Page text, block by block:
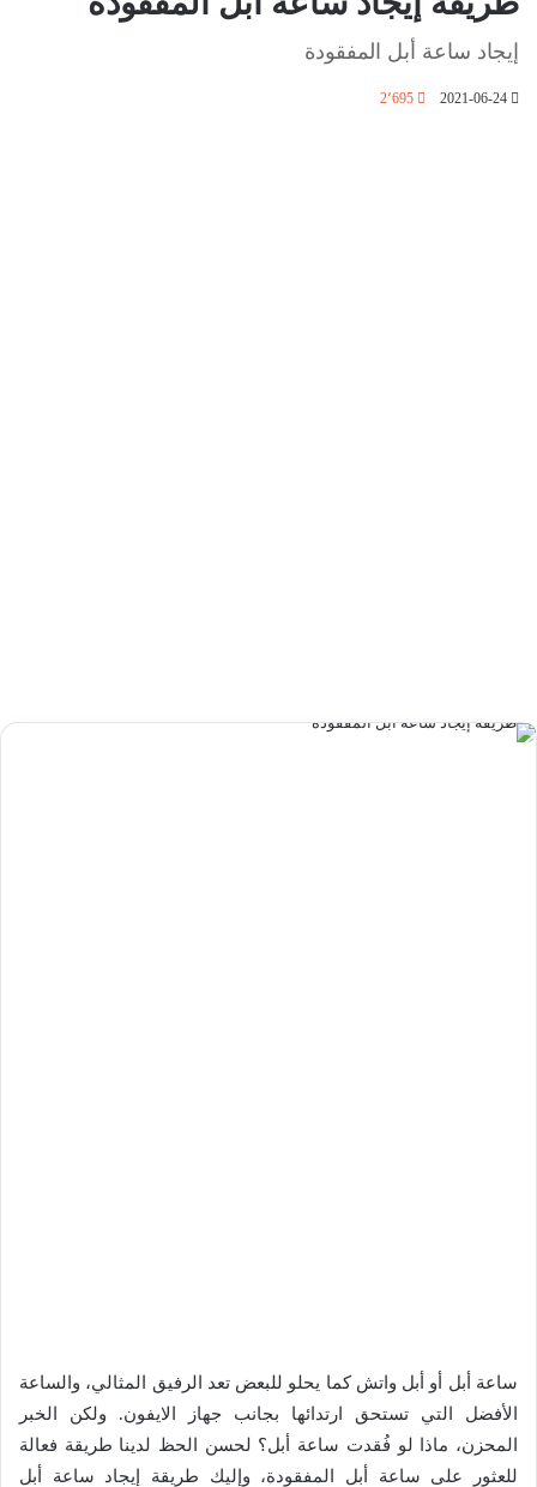
إيجاد ساعة أبل المفقودة
2021-06-24 2٬695
ساعة أبل أو أبل واتش كما يحلو للبعض تعد الرفيق المثالي، والساعة
الأفضل التي تستحق ارتدائها بجانب جهاز الايفون. ولكن الخبر
المحزن، ماذا لو فُقدت ساعة أبل؟ لحسن الحظ لدينا طريقة فعالة
للعثور على ساعة أبل المفقودة، وإليك طريقة إيجاد ساعة أبل